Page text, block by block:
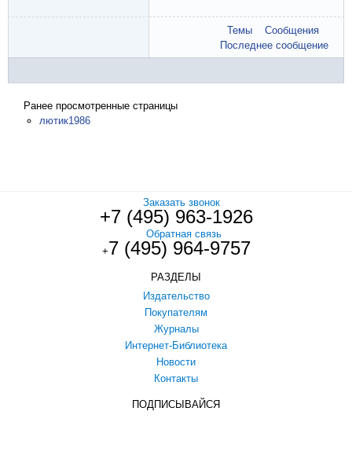
Темы
Сообщения
Последнее сообщение
Ранее просмотренные страницы
лютик1986
Заказать звонок
+7 (495) 963-1926
Обратная связь
+7 (495) 964-9757
РАЗДЕЛЫ
Издательство
Покупателям
Журналы
Интернет-Библиотека
Новости
Контакты
ПОДПИСЫВАЙСЯ